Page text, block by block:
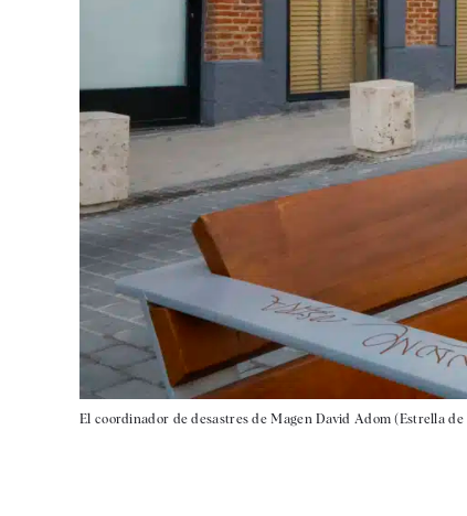
El coordinador de desastres de Magen David Adom (Estrella